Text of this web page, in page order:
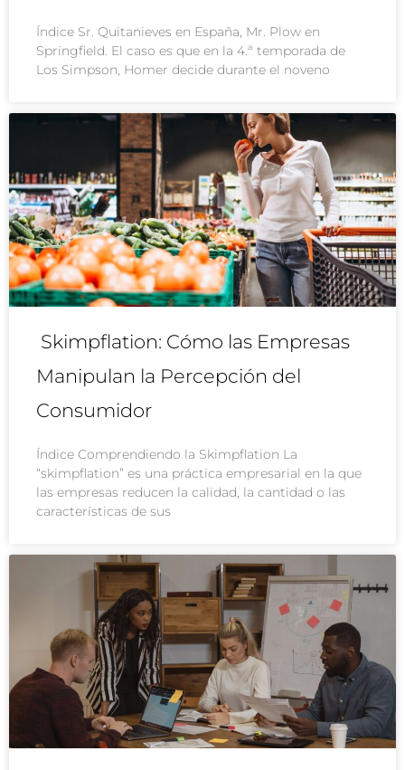
Índice Sr. Quitanieves en España, Mr. Plow en
Springfield. El caso es que en la 4.ª temporada de
Los Simpson, Homer decide durante el noveno
Skimpflation: Cómo las Empresas
Manipulan la Percepción del
Consumidor
Índice Comprendiendo la Skimpflation La
“skimpflation” es una práctica empresarial en la que
las empresas reducen la calidad, la cantidad o las
características de sus